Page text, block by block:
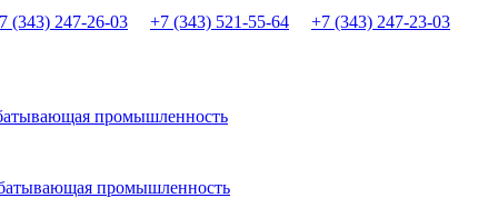
промышленность
(343) 247-26-03 +7 (343) 521-55-64 +7 (343) 247-23-03
промышленность